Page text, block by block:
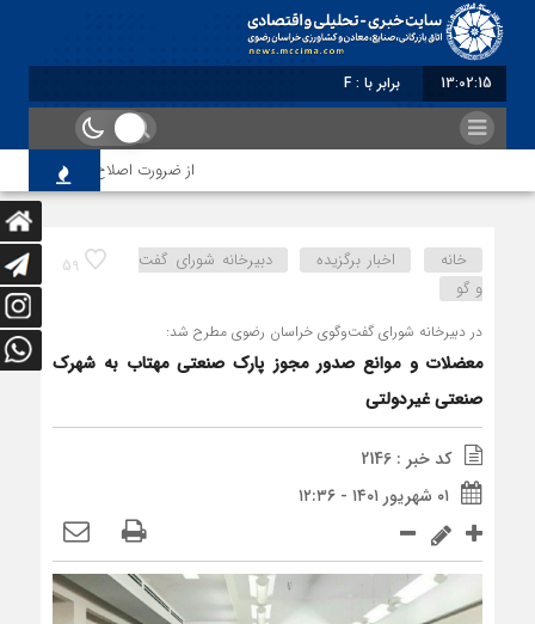
13:02:16 برابر با : Friday - 7 August - 2026
از ضرورت اصلاح رویه‌های بازرسی
59 خانه اخبار برگزیده
دبیرخانه شورای گفت
و گو
در دبیرخانه شورای گفت‌وگوی خراسان رضوی مطرح شد:
معضلات و موانع صدور مجوز پارک صنعتی مهتاب به شهرک
صنعتی غیردولتی
کد خبر : 2146
۰۱ شهریور ۱۴۰۱ - ۱۲:۳۶